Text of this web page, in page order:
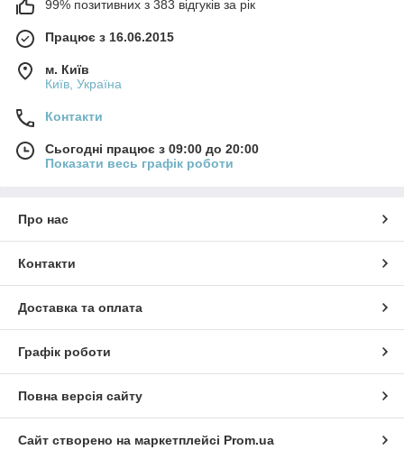
99% позитивних з 383 відгуків за рік
Працює з 16.06.2015
м. Київ
Київ, Україна
Контакти
Сьогодні працює з 09:00 до 20:00
Показати весь графік роботи
Про нас
Контакти
Доставка та оплата
Графік роботи
Повна версія сайту
Сайт створено на маркетплейсі Prom.ua